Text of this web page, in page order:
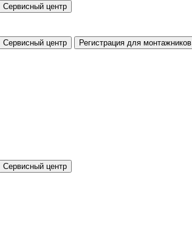
Сервисный центр
Сервисный центр Регистрация для монтажников
Сервисный центр